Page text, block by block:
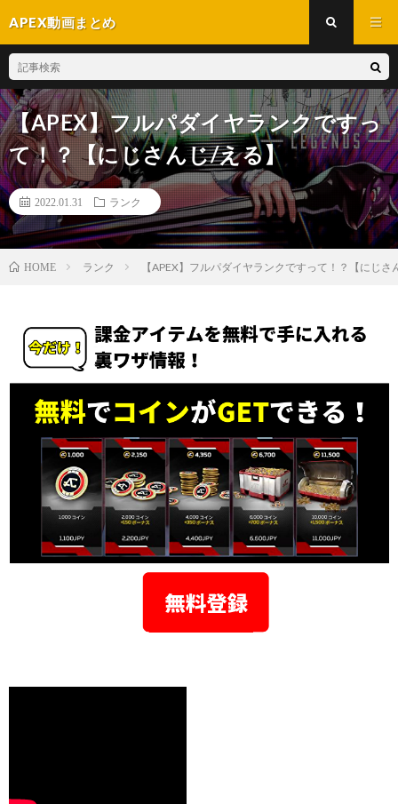
APEX動画まとめ
【APEX】フルパダイヤランクですっ
て！？【にじさんじ/える】
2022.01.31 ランク
HOME ランク 【APEX】フルパダイヤランクですって！？【にじさ